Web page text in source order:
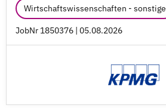
Wirtschaftswissenschaften - sonstige
JobNr 1850376 | 05.08.2026